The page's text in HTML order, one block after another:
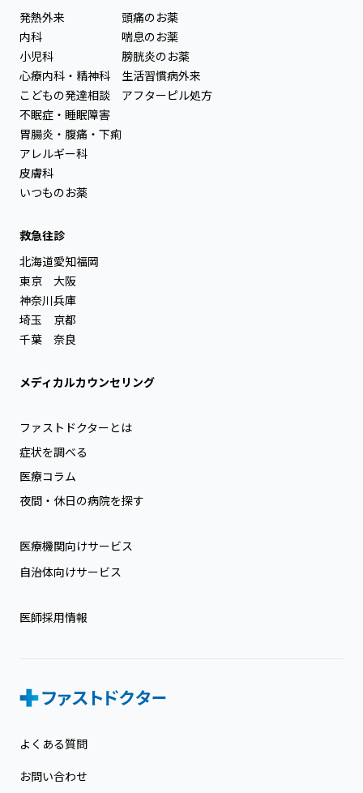
発熱外来
内科
小児科
心療内科・精神科
こどもの発達相談
不眠症・睡眠障害
胃腸炎・腹痛・下痢
アレルギー科
皮膚科
いつものお薬
頭痛のお薬
喘息のお薬
膀胱炎のお薬
生活習慣病外来
アフターピル処方
救急往診
北海道
東京
神奈川
埼玉
千葉
愛知
大阪
兵庫
京都
奈良
福岡
メディカルカウンセリング
ファストドクターとは
症状を調べる
医療コラム
夜間・休日の病院を探す
医療機関向けサービス
自治体向けサービス
医師採用情報
よくある質問
お問い合わせ